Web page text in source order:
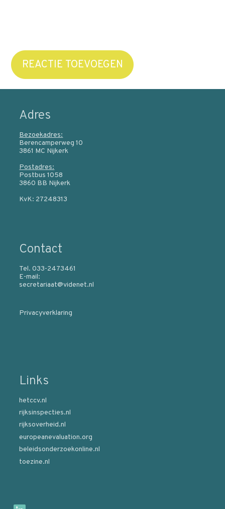
REACTIE TOEVOEGEN
Adres
Bezoekadres:
Berencamperweg 10
3861 MC Nijkerk
Postadres:
Postbus 1058
3860 BB Nijkerk
KvK: 27248313
Contact
Tel. 033-2473461
E-mail:
secretariaat@videnet.nl
Privacyverklaring
Links
hetccv.nl
rijksinspecties.nl
rijksoverheid.nl
europeanevaluation.org
beleidsonderzoekonline.nl
toezine.nl